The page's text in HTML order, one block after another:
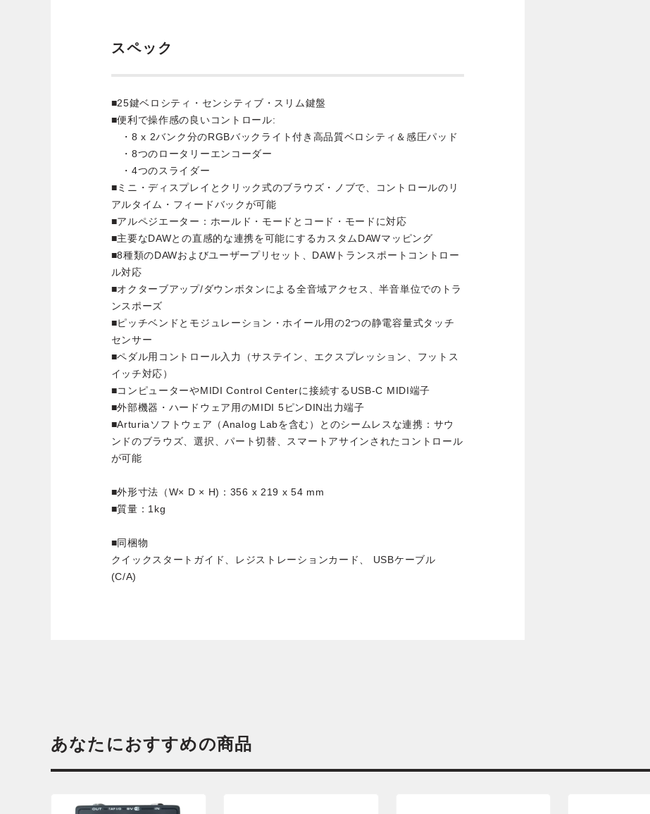
スペック
■25鍵ベロシティ・センシティブ・スリム鍵盤
■便利で操作感の良いコントロール:
・8 x 2バンク分のRGBバックライト付き高品質ベロシティ＆感圧パッド
・8つのロータリーエンコーダー
・4つのスライダー
■ミニ・ディスプレイとクリック式のブラウズ・ノブで、コントロールのリ
アルタイム・フィードバックが可能
■アルペジエーター：ホールド・モードとコード・モードに対応
■主要なDAWとの直感的な連携を可能にするカスタムDAWマッピング
■8種類のDAWおよびユーザープリセット、DAWトランスポートコントロー
ル対応
■オクターブアップ/ダウンボタンによる全音域アクセス、半音単位でのトラ
ンスポーズ
■ピッチベンドとモジュレーション・ホイール用の2つの静電容量式タッチ
センサー
■ペダル用コントロール入力（サステイン、エクスプレッション、フットス
イッチ対応）
■コンピューターやMIDI Control Centerに接続するUSB-C MIDI端子
■外部機器・ハードウェア用のMIDI 5ピンDIN出力端子
■Arturiaソフトウェア（Analog Labを含む）とのシームレスな連携：サウ
ンドのブラウズ、選択、パート切替、スマートアサインされたコントロール
が可能
■外形寸法（W× D × H)：356 x 219 x 54 mm
■質量：1kg
■同梱物
クイックスタートガイド、レジストレーションカード、 USBケーブル
(C/A)
あなたにおすすめの商品